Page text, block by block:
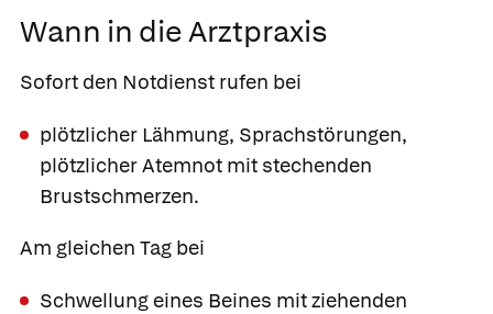
Wann in die Arztpraxis
Sofort den Notdienst rufen bei
plötzlicher Lähmung, Sprachstörungen,
plötzlicher Atemnot mit stechenden
Brustschmerzen.
Am gleichen Tag bei
Schwellung eines Beines mit ziehenden